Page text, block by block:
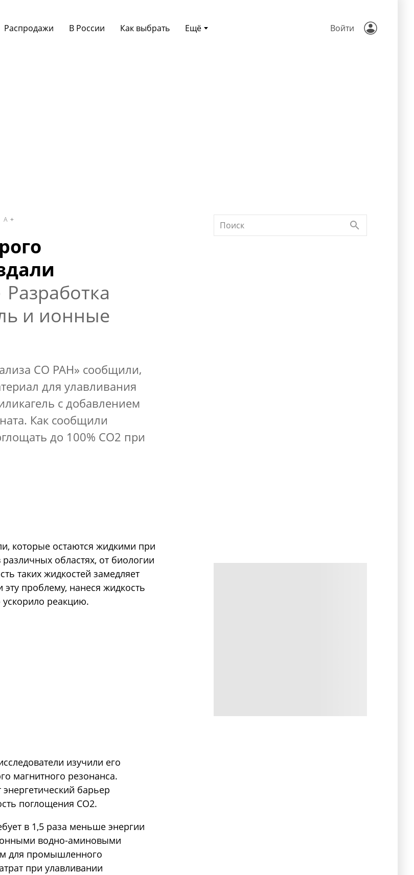
Ещё
Распродажи В России Как выбрать Войти
A
Разработка
и ионные
СО РАН» сообщили,
для улавливания
с добавлением
Как сообщили
до 100% CO2 при
которые остаются жидкими при
областях, от биологии
таких жидкостей замедляет
проблему, нанеся жидкость
ускорило реакцию.
изучили его
магнитного резонанса.
барьер
поглощения CO2.
в 1,5 раза меньше энергии
водно-аминовыми
для промышленного
при улавливании